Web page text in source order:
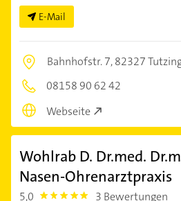
E-Mail
Bahnhofstr. 7,82327
08158 90 62 42
Webseite
Wohlrab D. Dr.med.
Nasen-Ohrenarztpraxis
5,0 5.0 3 Bewertungen